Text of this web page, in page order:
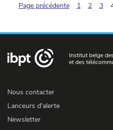
Page précédente 1 2 3
Institut belge
et des
Nous contacter
Lanceurs d'alerte
Newsletter